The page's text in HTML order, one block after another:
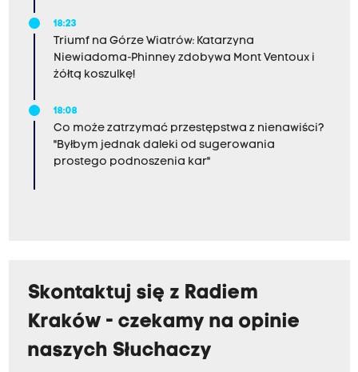
18:23
Triumf na Górze Wiatrów: Katarzyna
Niewiadoma-Phinney zdobywa Mont Ventoux i
żółtą koszulkę!
18:08
Co może zatrzymać przestępstwa z nienawiści?
"Byłbym jednak daleki od sugerowania
prostego podnoszenia kar"
Skontaktuj się z Radiem
Kraków - czekamy na opinie
naszych Słuchaczy